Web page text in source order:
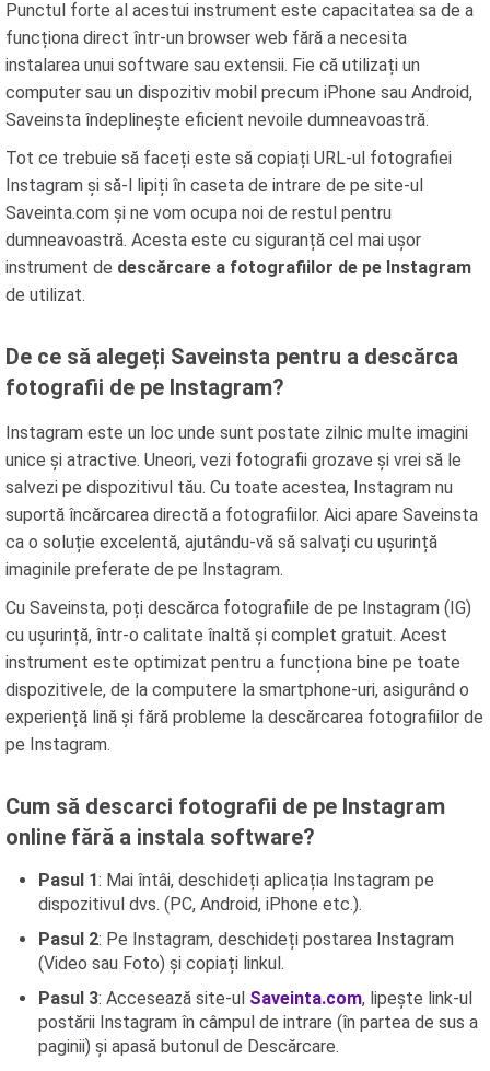
Punctul forte al acestui instrument este capacitatea sa de a
funcționa direct într-un browser web fără a necesita
instalarea unui software sau extensii. Fie că utilizați un
computer sau un dispozitiv mobil precum iPhone sau Android,
Saveinsta îndeplinește eficient nevoile dumneavoastră.
Tot ce trebuie să faceți este să copiați URL-ul fotografiei
Instagram și să-l lipiți în caseta de intrare de pe site-ul
Saveinta.com și ne vom ocupa noi de restul pentru
dumneavoastră. Acesta este cu siguranță cel mai ușor
instrument de descărcare a fotografiilor de pe Instagram
de utilizat.
De ce să alegeți Saveinsta pentru a descărca
fotografii de pe Instagram?
Instagram este un loc unde sunt postate zilnic multe imagini
unice și atractive. Uneori, vezi fotografii grozave și vrei să le
salvezi pe dispozitivul tău. Cu toate acestea, Instagram nu
suportă încărcarea directă a fotografiilor. Aici apare Saveinsta
ca o soluție excelentă, ajutându-vă să salvați cu ușurință
imaginile preferate de pe Instagram.
Cu Saveinsta, poți descărca fotografiile de pe Instagram (IG)
cu ușurință, într-o calitate înaltă și complet gratuit. Acest
instrument este optimizat pentru a funcționa bine pe toate
dispozitivele, de la computere la smartphone-uri, asigurând o
experiență lină și fără probleme la descărcarea fotografiilor de
pe Instagram.
Cum să descarci fotografii de pe Instagram
online fără a instala software?
Pasul 1: Mai întâi, deschideți aplicația Instagram pe
dispozitivul dvs. (PC, Android, iPhone etc.).
Pasul 2: Pe Instagram, deschideți postarea Instagram
(Video sau Foto) și copiați linkul.
Pasul 3: Accesează site-ul Saveinta.com, lipește link-ul
postării Instagram în câmpul de intrare (în partea de sus a
paginii) și apasă butonul de Descărcare.